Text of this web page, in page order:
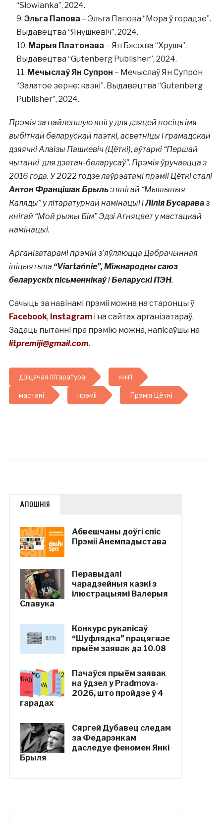
“Słowianka”, 2024.
Эльга Папова – Эльга Папова “Мора ў горадзе”.
Выдавецтва “Янушкевіч”, 2024.
Марыя Платонава – Ян Бжэхва “Хрушч”.
Выдавецтва “Gutenberg Publisher”, 2024.
Мечыслаў Ян Супрон – Мечыслаў Ян Супрон
“Залатое зерне: казкі”. Выдавецтва “Gutenberg
Publisher”, 2024.
Прэмія за найлепшую кнігу для дзяцей носіць імя
выбітнай беларускай паэткі, асветніцы і грамадскай
дзяячкі Алаізы Пашкевіч (Цёткі), аўтаркі “Першай
чытанкі для дзетак-беларусаў”. Прэмія ўручаецца з
2016 года. У 2022 годзе лаўрэатамі прэміі Цёткі сталі
Антон Францішак Брыльз кнігай “Мышыныя
Каляды” у літаратурнай намінацыі іЛілія Бусараваз
кнігай “Мой рыжы Бім” Эдзі Агняцвет у мастацкай
намінацыі.
Арганізатарамі прэмій з’яўляюцца Дабрачынная
ініцыятыва “Viartańnie”, Міжнародны саюз
беларускіх пісьменнікаўіБеларускі ПЭН.
Сачыць за навінамі прэміі можна на старонцы ў
Facebook, Instagramі на сайтах арганізатараў.
Задаць пытанні пра прэмію можна, напісаўшы на
litpremiji@gmail.com.
дзіцячая літаратура кнігі
мастакі прэміі Прэмія Цёткі
АПОШНІЯ
Абвешчаны доўгі спіс
Прэміі Анемпадыстава
Перавыдалі
чарадзейныя казкі з
ілюстрацыямі Валерыя
Славука
Конкурс рукапісаў
“Шуфлядка” працягвае
прыём заявак да 10.08
Пачаўся прыём заявак
на ўдзел у Pradmova-
2026, што пройдзе ў 4
гарадах
Сяргей Дубавец следам
за Федарэнкам
даследуе феномен Янкі
Брыля